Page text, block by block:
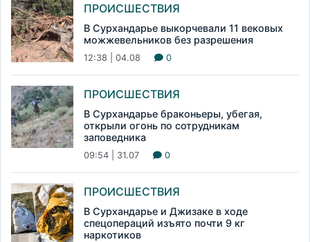
ПРОИСШЕСТВИЯ
В Сурхандарье выкорчевали 11 вековых
можжевельников без разрешения
12:38 | 04.08 0
ПРОИСШЕСТВИЯ
В Сурхандарье браконьеры, убегая,
открыли огонь по сотрудникам
заповедника
09:54 | 31.07 0
ПРОИСШЕСТВИЯ
В Сурхандарье и Джизаке в ходе
спецопераций изъято почти 9 кг
наркотиков